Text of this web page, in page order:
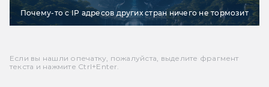
Почему-то с IP адресов других стран ничего не тормозит
Если вы нашли опечатку, пожалуйста, выделите фрагмент
текста и нажмите Ctrl+Enter.